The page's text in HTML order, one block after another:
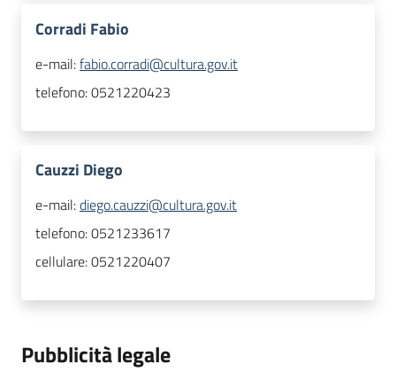
Corradi Fabio
e-mail:fabio.corradi@cultura.gov.it
telefono:0521220423
Cauzzi Diego
e-mail:diego.cauzzi@cultura.gov.it
telefono:0521233617
cellulare:0521220407
Pubblicità legale